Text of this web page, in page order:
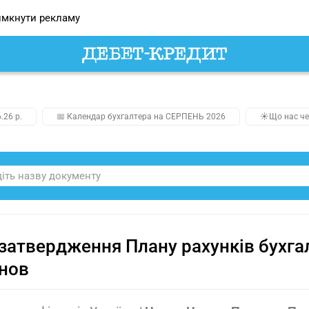
рекламу
р. 📅 Календар бухгалтера на СЕРПЕНЬ 2026 ☀️Що нас
Плану рахунків